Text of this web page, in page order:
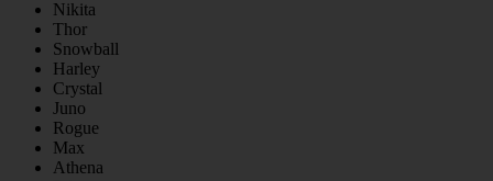
Nikita
Thor
Snowball
Harley
Crystal
Juno
Rogue
Max
Athena